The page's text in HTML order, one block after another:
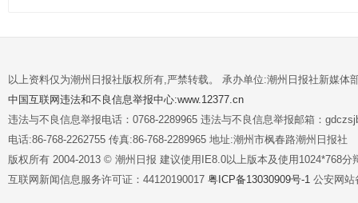
以上资料仅为潮州日报社版权所有,严禁转载。 承办单位:潮州日报社新媒体
中国互联网违法和不良信息举报中心:www.12377.cn
违法与不良信息举报电话：0768-2289965 违法与不良信息举报邮箱：
电话:86-768-2262755 传真:86-768-2289965 地址:潮州市枫春路潮州日报社
版权所有 2004-2013 © 潮州日报 建议使用IE8.0以上版本及使用1024*768分
互联网新闻信息服务许可证：44120190017 粤ICP备13030909号-1 公安网站